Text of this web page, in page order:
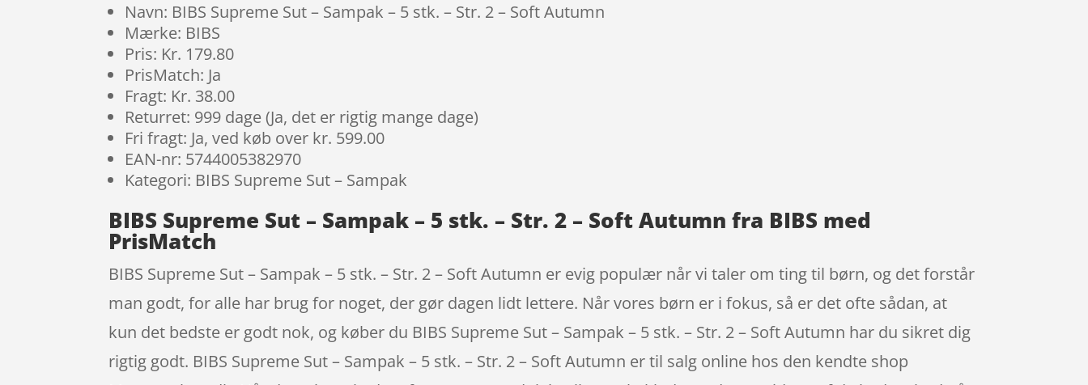
Navn: BIBS Supreme Sut – Sampak – 5 stk. – Str. 2 – Soft Autumn
Mærke: BIBS
Pris: Kr. 179.80
PrisMatch: Ja
Fragt: Kr. 38.00
Returret: 999 dage (Ja, det er rigtig mange dage)
Fri fragt: Ja, ved køb over kr. 599.00
EAN-nr: 5744005382970
Kategori: BIBS Supreme Sut – Sampak
BIBS Supreme Sut – Sampak – 5 stk. – Str. 2 – Soft Autumn fra BIBS med
PrisMatch
BIBS Supreme Sut – Sampak – 5 stk. – Str. 2 – Soft Autumn er evig populær når vi taler om ting til børn, og det forstår
man godt, for alle har brug for noget, der gør dagen lidt lettere. Når vores børn er i fokus, så er det ofte sådan, at
kun det bedste er godt nok, og køber du BIBS Supreme Sut – Sampak – 5 stk. – Str. 2 – Soft Autumn har du sikret dig
rigtig godt. BIBS Supreme Sut – Sampak – 5 stk. – Str. 2 – Soft Autumn er til salg online hos den kendte shop